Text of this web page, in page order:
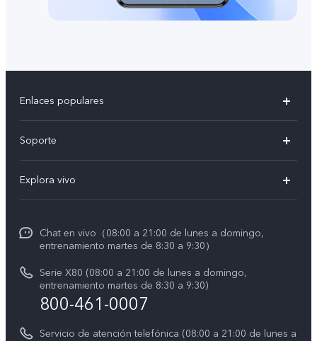
Enlaces populares
V60 Lite 5G
Y29
Soporte
Funtouch OS
Centro de servicio
Consulta el Precio de los Repuestos
Manual de usuario
Explora vivo
La vida en vivo
Acerca de nosotros
Avisos legales
Chat en vivo（08:00 a 21:00 de lunes a domingo,
entrenamiento martes de 8:30 a 9:30）
Serie X80 (08:00 a 21:00 de lunes a domingo,
entrenamiento martes de 8:30 a 9:30)
800-461-0007
Servicio de atención telefónica (08:00 a 21:00 de lunes a